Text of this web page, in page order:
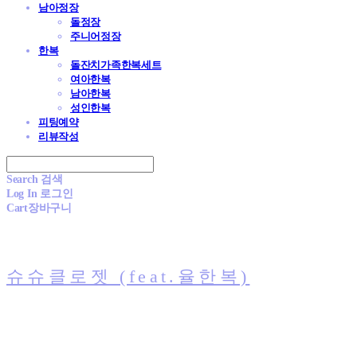
남아정장
돌정장
주니어정장
한복
돌잔치가족한복세트
여아한복
남아한복
성인한복
피팅예약
리뷰작성
Search 검색
Log In 로그인
Cart장바구니
슈슈클로젯 (feat.율한복)